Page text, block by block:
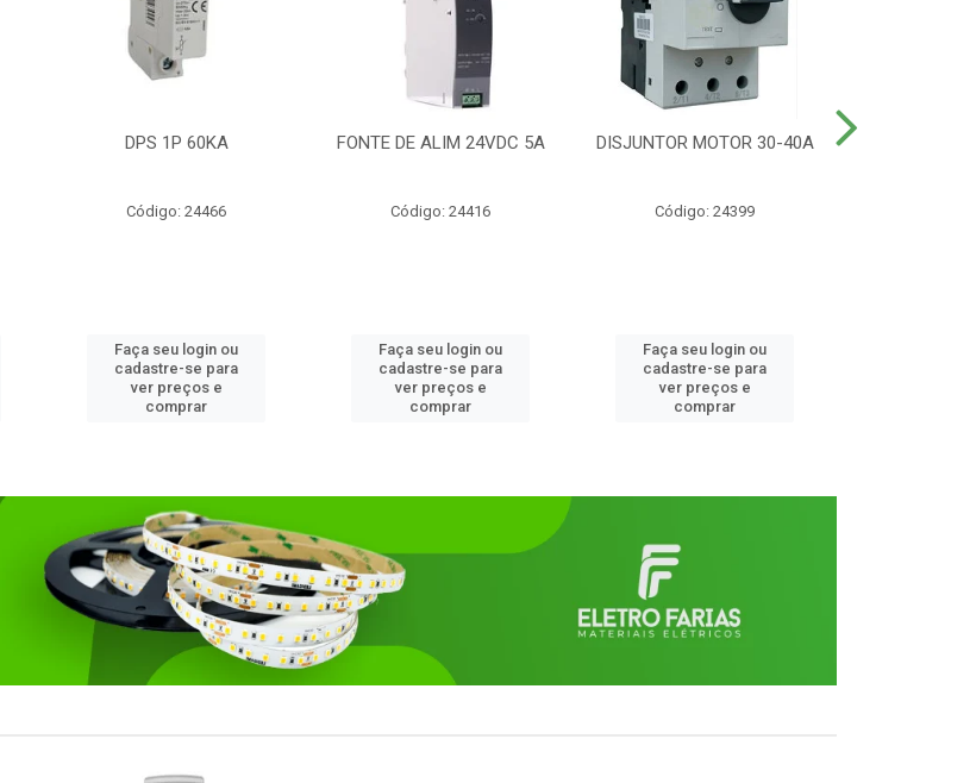
DPS 1P 60KA
Código: 24466
Faça seu login ou
cadastre-se para
ver preços e
comprar
FONTE DE ALIM 24VDC 5A
Código: 24416
Faça seu login ou
cadastre-se para
ver preços e
comprar
DISJUNTOR MOTOR 30-40A
Código: 24399
Faça seu login ou
cadastre-se para
ver preços e
comprar